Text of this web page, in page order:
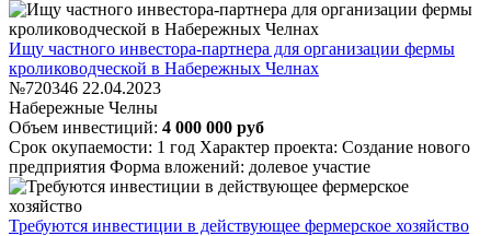
Ищу частного инвестора-партнера для организации фермы
кролиководческой в Набережных Челнах
№720346 22.04.2023
Набережные Челны
Объем инвестиций: 4 000 000 руб
Срок окупаемости: 1 год Характер проекта: Создание нового
предприятия Форма вложений: долевое участие
Требуются инвестиции в действующее фермерское хозяйство